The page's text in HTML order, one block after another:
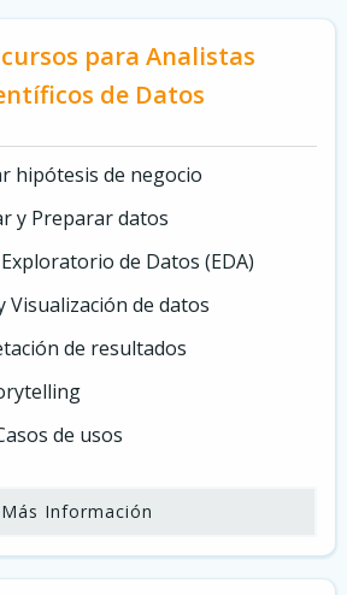
para Analistas
de Datos
hipótesis de negocio
y Preparar datos
de Datos (EDA)
Visualización de datos
de resultados
de usos
Más Información